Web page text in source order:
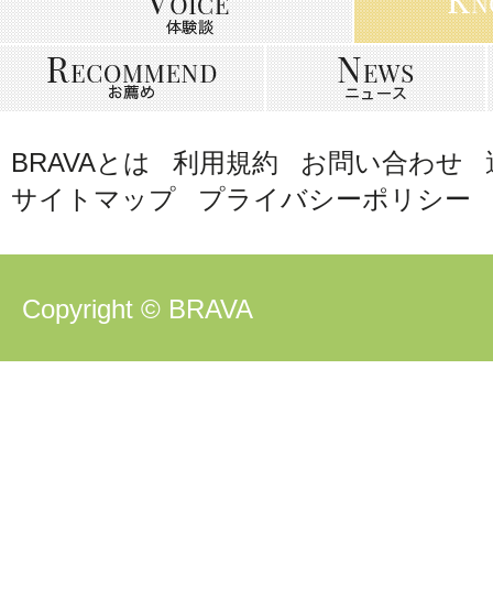
BRAVAとは 利用規約 お問い合わせ
サイトマップ
プライバシーポリシー
Copyright © BRAVA